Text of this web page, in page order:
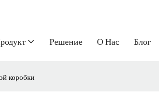
Решение О Нас Блог
коробки